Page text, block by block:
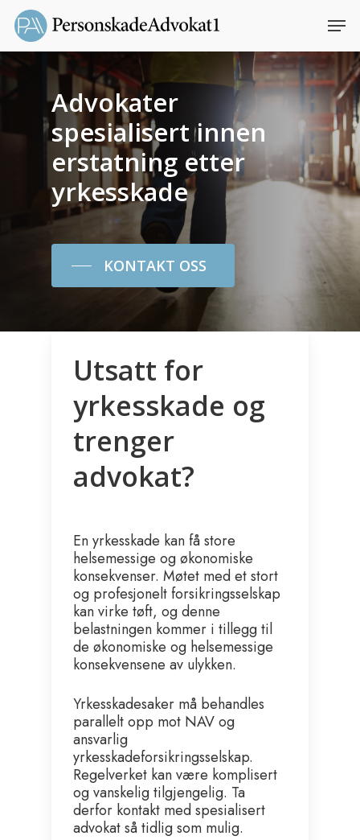
Skip
main
content
Advokater
spesialisert innen
erstatning etter
yrkesskade
KONTAKT OSS
Utsatt for
yrkesskade og
trenger
advokat?
En yrkesskade kan få store
helsemessige og økonomiske
konsekvenser. Møtet med et stort
og profesjonelt forsikringsselskap
kan virke tøft, og denne
belastningen kommer i tillegg til
de økonomiske og helsemessige
konsekvensene av ulykken.
Yrkesskadesaker må behandles
parallelt opp mot NAV og
ansvarlig
yrkesskadeforsikringsselskap.
Regelverket kan være komplisert
og vanskelig tilgjengelig. Ta
derfor kontakt med spesialisert
advokat så tidlig som mulig.
Close
Menu